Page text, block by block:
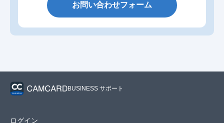
お問い合わせフォーム
BUSINESS サポート
ログイン